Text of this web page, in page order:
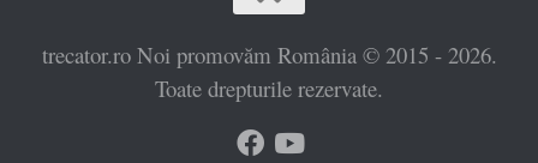
trecator.ro Noi promovăm România © 2015 - 2026.
Toate drepturile rezervate.